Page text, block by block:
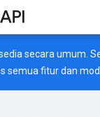
secara umum.
semua fitur dan